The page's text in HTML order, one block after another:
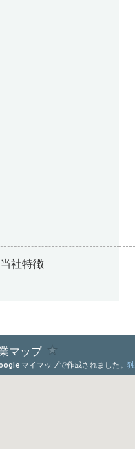
当社特徴